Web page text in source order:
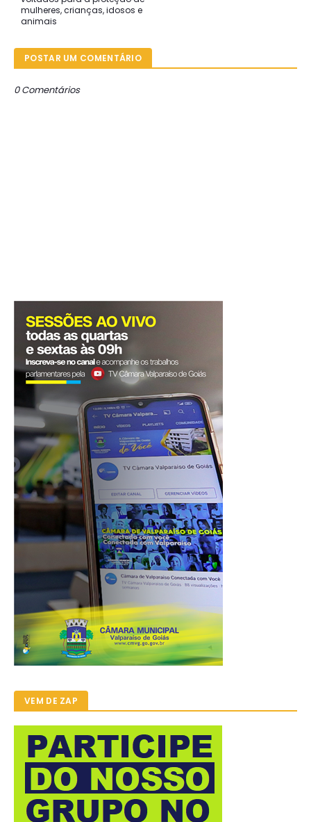
mulheres, crianças, idosos e
animais
POSTAR UM COMENTÁRIO
0 Comentários
VEM DE ZAP